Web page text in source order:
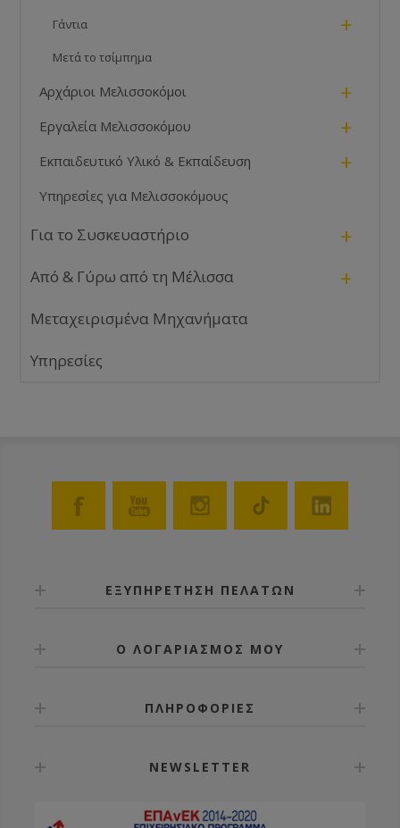
Γάντια +
Μετά το τσίμπημα
Αρχάριοι Μελισσοκόμοι +
Εργαλεία Μελισσοκόμου +
Εκπαιδευτικό Υλικό & Εκπαίδευση +
Υπηρεσίες για Μελισσοκόμους
Για το Συσκευαστήριο +
Από & Γύρω από τη Μέλισσα +
Μεταχειρισμένα Μηχανήματα
Υπηρεσίες
ΕΞΥΠΗΡΕΤΗΣΗ ΠΕΛΑΤΩΝ
Ο ΛΟΓΑΡΙΑΣΜΟΣ ΜΟΥ
ΠΛΗΡΟΦΟΡΙΕΣ
NEWSLETTER